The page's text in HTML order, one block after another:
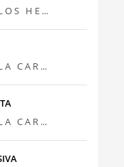
O S H E ...
A C A R ...
A C A R ...